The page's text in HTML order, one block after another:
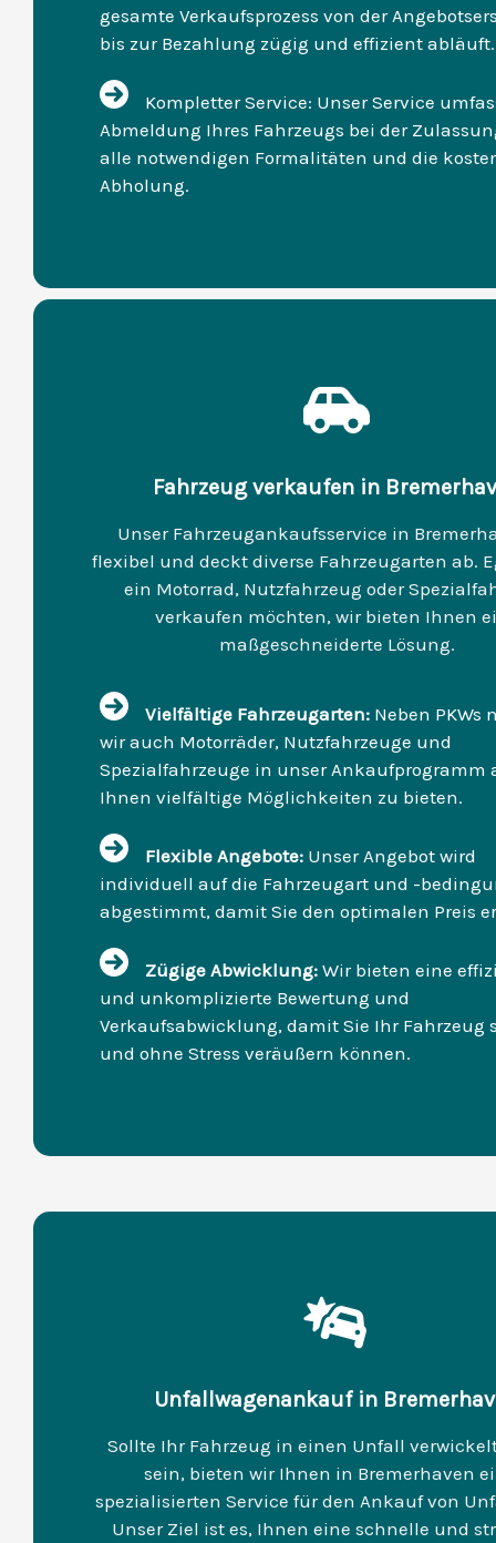
gesamte Verkaufsprozess von der
bis zur Bezahlung zügig und effizient abläuft.
Kompletter Service: Unser Service
Abmeldung Ihres Fahrzeugs bei der
alle notwendigen Formalitäten und die
Abholung.
Fahrzeug verkaufen in
Unser Fahrzeugankaufsservice in
flexibel und deckt diverse Fahrzeugarten ab.
ein Motorrad, Nutzfahrzeug oder
verkaufen möchten, wir bieten Ihnen
maßgeschneiderte Lösung.
Vielfältige Fahrzeugarten: Neben PKWs
wir auch Motorräder, Nutzfahrzeuge und
Spezialfahrzeuge in unser Ankaufprogramm
Ihnen vielfältige Möglichkeiten zu bieten.
Flexible Angebote: Unser Angebot wird
individuell auf die Fahrzeugart und -
abgestimmt, damit Sie den optimalen Preis
Zügige Abwicklung: Wir bieten eine
und unkomplizierte Bewertung und
Verkaufsabwicklung, damit Sie Ihr Fahrzeug
und ohne Stress veräußern können.
Unfallwagenankauf in
Sollte Ihr Fahrzeug in einen Unfall
sein, bieten wir Ihnen in Bremerhaven
spezialisierten Service für den Ankauf von
Unser Ziel ist es, Ihnen eine schnelle und